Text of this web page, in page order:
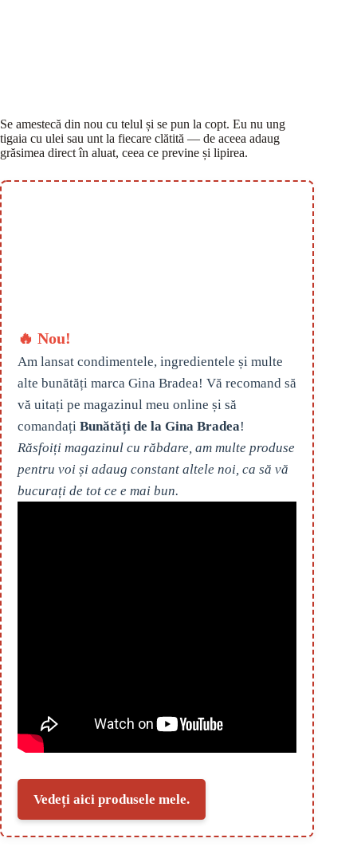
Se amestecă din nou cu telul și se pun la copt. Eu nu ung
tigaia cu ulei sau unt la fiecare clătită — de aceea adaug
grăsimea direct în aluat, ceea ce previne și lipirea.
🔥 Nou!
Am lansat condimentele, ingredientele și multe
alte bunătăți marca Gina Bradea! Vă recomand să
vă uitați pe magazinul meu online și să
comandați Bunătăți de la Gina Bradea!
Răsfoiți magazinul cu răbdare, am multe produse
pentru voi și adaug constant altele noi, ca să vă
bucurați de tot ce e mai bun.
Vedeți aici produsele mele.